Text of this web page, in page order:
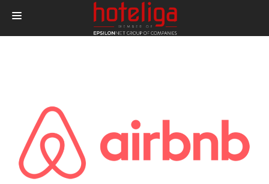
BLOG
CONTACTAR
LOGIN